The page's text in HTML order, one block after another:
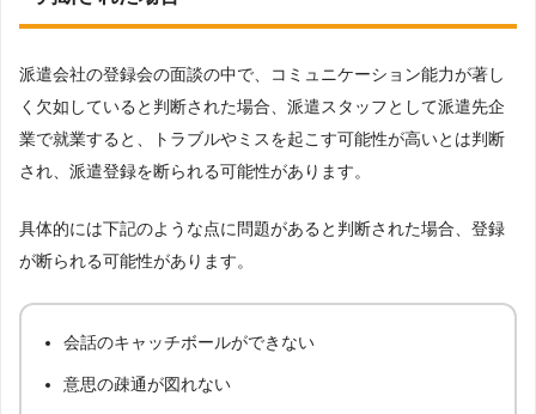
派遣会社の登録会の面談の中で、コミュニケーション能力が著し
く欠如していると判断された場合、派遣スタッフとして派遣先企
業で就業すると、トラブルやミスを起こす可能性が高いとは判断
され、派遣登録を断られる可能性があります。
具体的には下記のような点に問題があると判断された場合、登録
が断られる可能性があります。
会話のキャッチボールができない
意思の疎通が図れない